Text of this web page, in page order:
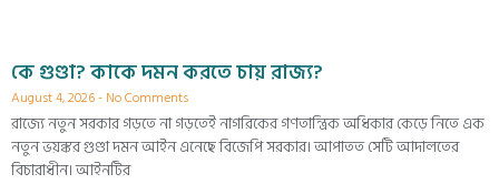
কে গুণ্ডা? কাকে দমন করতে চায় রাজ্য?
August 4, 2026 No Comments
রাজ্যে নতুন সরকার গড়তে না গড়তেই নাগরিকের গণতান্ত্রিক অধিকার কেড়ে নিতে এক
নতুন ভয়ঙ্কর গুণ্ডা দমন আইন এনেছে বিজেপি সরকার। আপাতত সেটি আদালতের
বিচারাধীন। আইনটির